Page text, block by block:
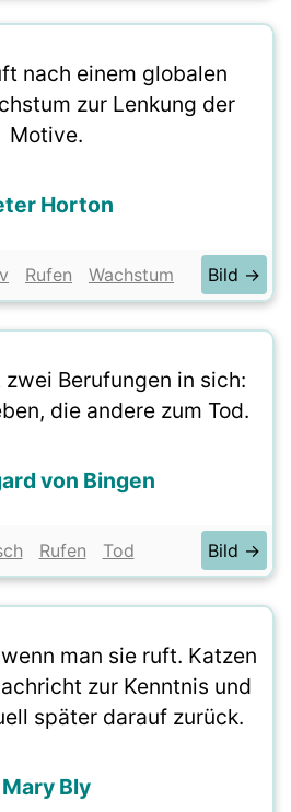
nach einem globalen
zur Lenkung der
Motive.
Horton
Rufen Wachstum Bild →
Berufungen in sich:
die andere zum Tod.
von Bingen
Rufen Tod Bild →
man sie ruft. Katzen
zur Kenntnis und
später darauf zurück.
Mary Bly